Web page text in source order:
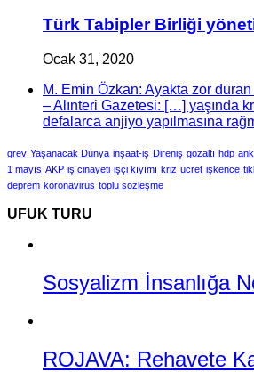
Türk Tabipler Birliği
Ocak 31, 2020
M. Emin Özkan: Ayakta zor
– Alınteri Gazetesi: […] yaşında
defalarca anjiyo yapılmasına
grev Yaşanacak Dünya inşaat-iş Direniş gözaltı hdp
1 mayıs AKP iş cinayeti işçi kıyımı kriz ücret işkence
deprem koronavirüs toplu sözleşme
UFUK TURU
Sosyalizm İnsanlığa
ROJAVA: Rehavete